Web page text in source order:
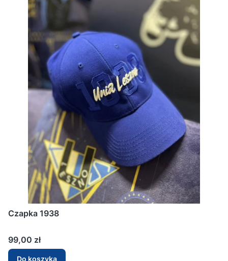
Czapka 1938
Cena
99,00 zł
Do koszyka